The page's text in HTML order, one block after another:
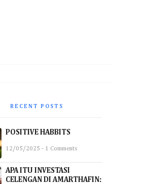
RECENT POSTS
POSITIVE HABBITS
12/05/2025 - 1 Comments
APA ITU INVESTASI
CELENGAN DI AMARTHAFIN: